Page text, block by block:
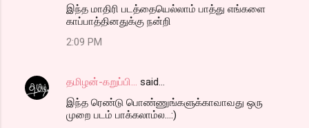
இந்த மாதிரி படத்தையெல்லாம் பாத்து எங்களை
காப்பாத்தினதுக்கு நன்றி
2:09 PM
தமிழன்-கறுப்பி...
said…
இந்த ரெண்டு பொண்ணுங்களுக்காவாவது ஒரு
முறை படம் பாக்கலாம்ல...:)